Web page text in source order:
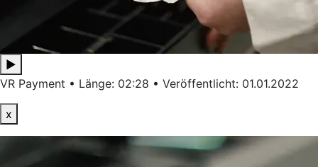
▶
VR Payment • Länge: 02:28 • Veröffentlicht: 01.01.2022
x